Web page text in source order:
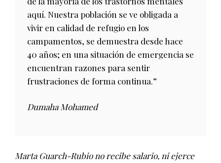
aquí. Nuestra población se ve obligada a
vivir en calidad de refugio en los
campamentos, se demuestra desde hace
40 años; en una situación de emergencia se
encuentran razones para sentir
frustraciones de forma continua.”
Dumaha Mohamed
Marta Guarch-Rubio no recibe salario, ni ejerce